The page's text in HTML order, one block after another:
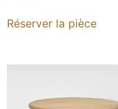
Réserver la pièce